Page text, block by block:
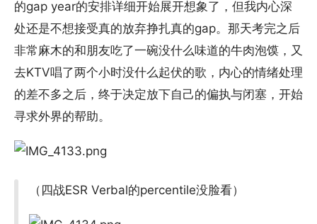
的gap year的安排详细开始展开想象了，但我内心深
处还是不想接受真的放弃挣扎真的gap。那天考完之后
非常麻木的和朋友吃了一碗没什么味道的牛肉泡馍，又
去KTV唱了两个小时没什么起伏的歌，内心的情绪处理
的差不多之后，终于决定放下自己的偏执与闭塞，开始
寻求外界的帮助。
（四战ESR Verbal的percentile没脸看）